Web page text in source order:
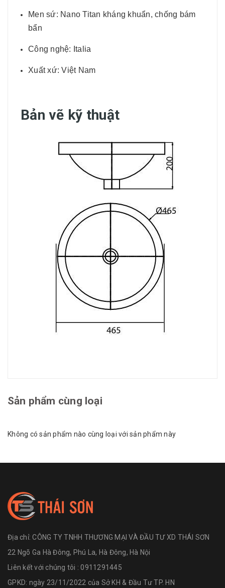
Men sứ: Nano Titan kháng khuẩn, chống bám
bẩn
Công nghệ: Italia
Xuất xứ: Việt Nam
Bản vẽ kỹ thuật
Sản phẩm cùng loại
Không có sản phẩm nào cùng loại với sản phẩm này
Địa chỉ:CÔNG TY TNHH THƯƠNG MẠI VÀ ĐẦU TƯ XD THÁI SƠN
22 Ngõ Ga Hà Đông, Phú La, Hà Đông, Hà Nội
Liên kết với chúng tôi : 0911291445
GPKD: ngày 23/11/2022 của Sở KH & Đầu Tư TP. HN